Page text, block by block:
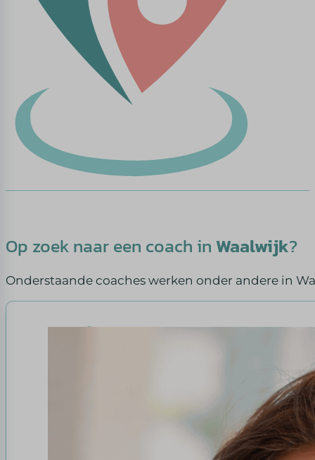
Op zoek naar een coach in Waalwijk?
Onderstaande coaches werken onder andere in